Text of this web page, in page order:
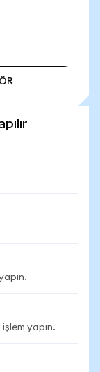
yapın.